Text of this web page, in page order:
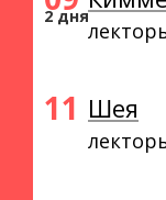
2 дня
11 Шея